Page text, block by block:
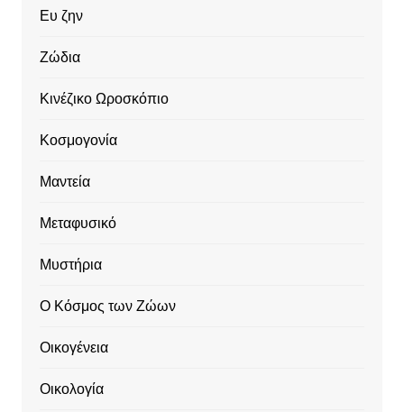
Ευ ζην
Ζώδια
Κινέζικο Ωροσκόπιο
Κοσμογονία
Μαντεία
Μεταφυσικό
Μυστήρια
Ο Κόσμος των Ζώων
Οικογένεια
Οικολογία